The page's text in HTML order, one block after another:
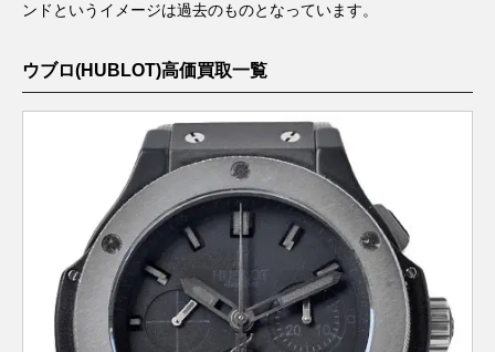
ンドというイメージは過去のものとなっています。
ウブロ(HUBLOT)高価買取一覧